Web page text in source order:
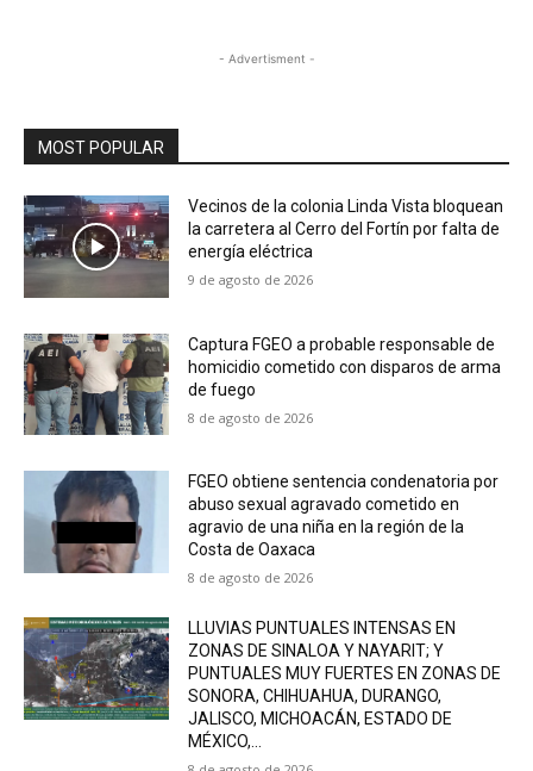
- Advertisment -
MOST POPULAR
Vecinos de la colonia Linda Vista bloquean
la carretera al Cerro del Fortín por falta de
energía eléctrica
9 de agosto de 2026
Captura FGEO a probable responsable de
homicidio cometido con disparos de arma
de fuego
8 de agosto de 2026
FGEO obtiene sentencia condenatoria por
abuso sexual agravado cometido en
agravio de una niña en la región de la
Costa de Oaxaca
8 de agosto de 2026
LLUVIAS PUNTUALES INTENSAS EN
ZONAS DE SINALOA Y NAYARIT; Y
PUNTUALES MUY FUERTES EN ZONAS DE
SONORA, CHIHUAHUA, DURANGO,
JALISCO, MICHOACÁN, ESTADO DE
MÉXICO,...